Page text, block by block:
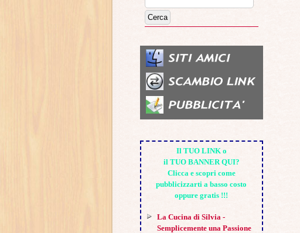
Il TUO LINK o
il TUO BANNER QUI?
Clicca e scopri come
pubblicizzarti a basso costo
oppure gratis !!!
La Cucina di Silvia -
Semplicemente una Passione